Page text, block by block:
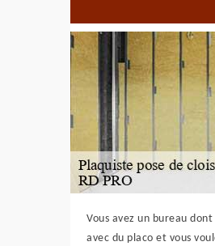
Vous avez un bureau
avec du placo et vous